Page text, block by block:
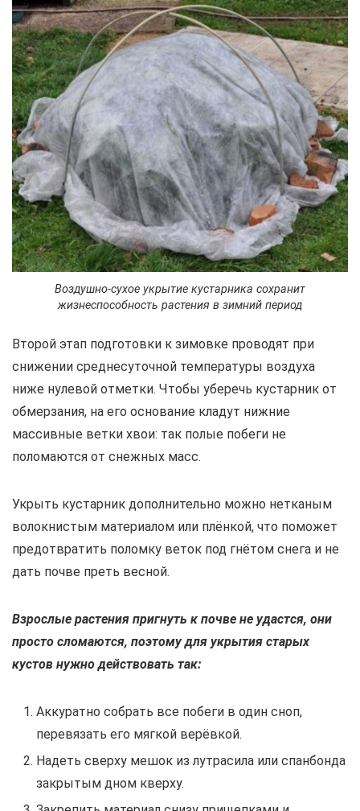
Воздушно-сухое укрытие кустарника сохранит
жизнеспособность растения в зимний период
Второй этап подготовки к зимовке проводят при
снижении среднесуточной температуры воздуха
ниже нулевой отметки. Чтобы уберечь кустарник от
обмерзания, на его основание кладут нижние
массивные ветки хвои: так полые побеги не
поломаются от снежных масс.
Укрыть кустарник дополнительно можно нетканым
волокнистым материалом или плёнкой, что поможет
предотвратить поломку веток под гнётом снега и не
дать почве преть весной.
Взрослые растения пригнуть к почве не удастся, они
просто сломаются, поэтому для укрытия старых
кустов нужно действовать так:
Аккуратно собрать все побеги в один сноп,
перевязать его мягкой верёвкой.
Надеть сверху мешок из лутрасила или спанбонда
закрытым дном кверху.